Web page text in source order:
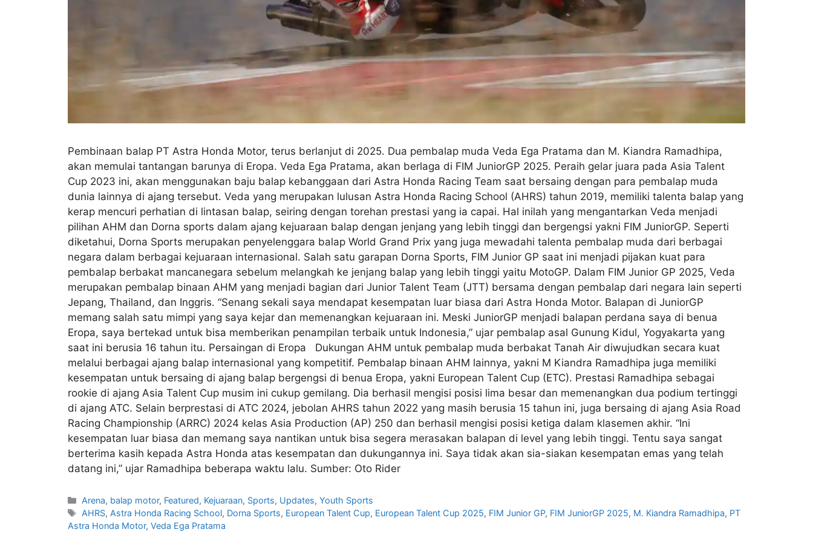
Pembinaan balap PT Astra Honda Motor, terus berlanjut di 2025. Dua pembalap muda Veda Ega Pratama dan M. Kiandra Ramadhipa,
akan memulai tantangan barunya di Eropa. Veda Ega Pratama, akan berlaga di FIM JuniorGP 2025. Peraih gelar juara pada Asia Talent
Cup 2023 ini, akan menggunakan baju balap kebanggaan dari Astra Honda Racing Team saat bersaing dengan para pembalap muda
dunia lainnya di ajang tersebut. Veda yang merupakan lulusan Astra Honda Racing School (AHRS) tahun 2019, memiliki talenta balap yang
kerap mencuri perhatian di lintasan balap, seiring dengan torehan prestasi yang ia capai. Hal inilah yang mengantarkan Veda menjadi
pilihan AHM dan Dorna sports dalam ajang kejuaraan balap dengan jenjang yang lebih tinggi dan bergengsi yakni FIM JuniorGP. Seperti
diketahui, Dorna Sports merupakan penyelenggara balap World Grand Prix yang juga mewadahi talenta pembalap muda dari berbagai
negara dalam berbagai kejuaraan internasional. Salah satu garapan Dorna Sports, FIM Junior GP saat ini menjadi pijakan kuat para
pembalap berbakat mancanegara sebelum melangkah ke jenjang balap yang lebih tinggi yaitu MotoGP. Dalam FIM Junior GP 2025, Veda
merupakan pembalap binaan AHM yang menjadi bagian dari Junior Talent Team (JTT) bersama dengan pembalap dari negara lain seperti
Jepang, Thailand, dan Inggris. “Senang sekali saya mendapat kesempatan luar biasa dari Astra Honda Motor. Balapan di JuniorGP
memang salah satu mimpi yang saya kejar dan memenangkan kejuaraan ini. Meski JuniorGP menjadi balapan perdana saya di benua
Eropa, saya bertekad untuk bisa memberikan penampilan terbaik untuk Indonesia,” ujar pembalap asal Gunung Kidul, Yogyakarta yang
saat ini berusia 16 tahun itu. Persaingan di Eropa Dukungan AHM untuk pembalap muda berbakat Tanah Air diwujudkan secara kuat
melalui berbagai ajang balap internasional yang kompetitif. Pembalap binaan AHM lainnya, yakni M Kiandra Ramadhipa juga memiliki
kesempatan untuk bersaing di ajang balap bergengsi di benua Eropa, yakni European Talent Cup (ETC). Prestasi Ramadhipa sebagai
rookie di ajang Asia Talent Cup musim ini cukup gemilang. Dia berhasil mengisi posisi lima besar dan memenangkan dua podium tertinggi
di ajang ATC. Selain berprestasi di ATC 2024, jebolan AHRS tahun 2022 yang masih berusia 15 tahun ini, juga bersaing di ajang Asia Road
Racing Championship (ARRC) 2024 kelas Asia Production (AP) 250 dan berhasil mengisi posisi ketiga dalam klasemen akhir. “Ini
kesempatan luar biasa dan memang saya nantikan untuk bisa segera merasakan balapan di level yang lebih tinggi. Tentu saya sangat
berterima kasih kepada Astra Honda atas kesempatan dan dukungannya ini. Saya tidak akan sia-siakan kesempatan emas yang telah
datang ini,” ujar Ramadhipa beberapa waktu lalu. Sumber: Oto Rider
Arena, balap motor, Featured, Kejuaraan, Sports, Updates,Youth Sports
AHRS, Astra Honda Racing School, Dorna Sports, European Talent Cup, European Talent Cup 2025, FIM Junior GP, FIM JuniorGP 2025, M. Kiandra Ramadhipa, PT
Astra Honda Motor, Veda Ega Pratama